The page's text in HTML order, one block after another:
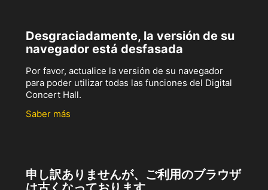
Desgraciadamente, la versión de su
navegador está desfasada
Por favor, actualice la versión de su navegador
para poder utilizar todas las funciones del Digital
Concert Hall.
Saber más
申し訳ありませんが、ご利用のブラウザ